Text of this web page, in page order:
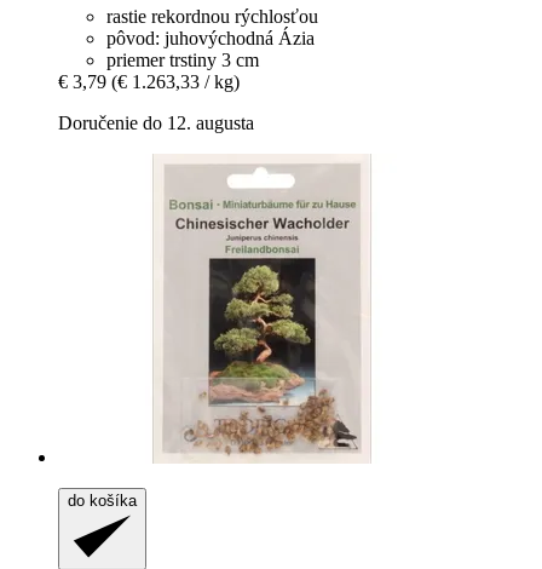
rastie rekordnou rýchlosťou
pôvod: juhovýchodná Ázia
priemer trstiny 3 cm
€ 3,79 (€ 1.263,33 / kg)
Doručenie do 12. augusta
do košíka